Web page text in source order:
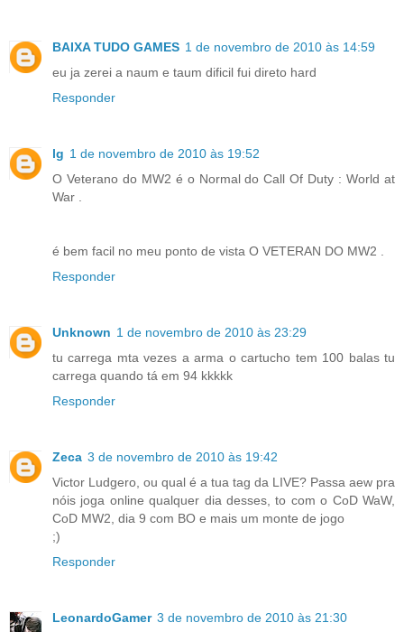
BAIXA TUDO GAMES 1 de novembro de 2010 às 14:59
eu ja zerei a naum e taum dificil fui direto hard
Responder
lg 1 de novembro de 2010 às 19:52
O Veterano do MW2 é o Normal do Call Of Duty : World at
War .
é bem facil no meu ponto de vista O VETERAN DO MW2 .
Responder
Unknown 1 de novembro de 2010 às 23:29
tu carrega mta vezes a arma o cartucho tem 100 balas tu
carrega quando tá em 94 kkkkk
Responder
Zeca 3 de novembro de 2010 às 19:42
Victor Ludgero, ou qual é a tua tag da LIVE? Passa aew pra
nóis joga online qualquer dia desses, to com o CoD WaW,
CoD MW2, dia 9 com BO e mais um monte de jogo
;)
Responder
LeonardoGamer 3 de novembro de 2010 às 21:30